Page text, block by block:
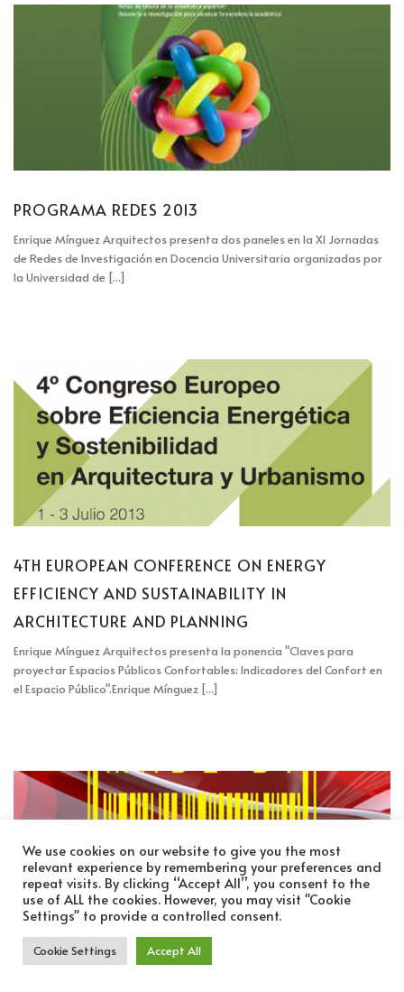
PROGRAMA REDES 2013
Enrique Mínguez Arquitectos presenta dos paneles en la XI Jornadas
de Redes de Investigación en Docencia Universitaria organizadas por
la Universidad de [...]
4TH EUROPEAN CONFERENCE ON ENERGY
EFFICIENCY AND SUSTAINABILITY IN
ARCHITECTURE AND PLANNING
Enrique Mínguez Arquitectos presenta la ponencia "Claves para
proyectar Espacios Públicos Confortables: Indicadores del Confort en
el Espacio Público".Enrique Mínguez [...]
We use cookies on our website to give you the most
relevant experience by remembering your preferences and
repeat visits. By clicking “Accept All”, you consent to the
use of ALL the cookies. However, you may visit "Cookie
Settings" to provide a controlled consent.
Cookie Settings Accept All